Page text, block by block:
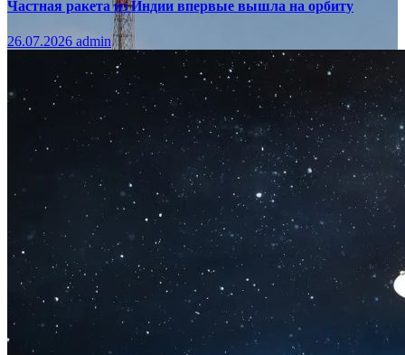
Частная ракета из Индии впервые вышла на орбиту
26.07.2026 admin